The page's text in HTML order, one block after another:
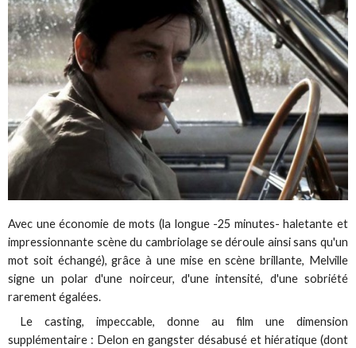
Avec une économie de mots (la longue -25 minutes- haletante et
impressionnante scène du cambriolage se déroule ainsi sans qu'un
mot soit échangé), grâce à une mise en scène brillante, Melville
signe un polar d'une noirceur, d'une intensité, d'une sobriété
rarement égalées.
Le casting, impeccable, donne au film une dimension
supplémentaire : Delon en gangster désabusé et hiératique (dont